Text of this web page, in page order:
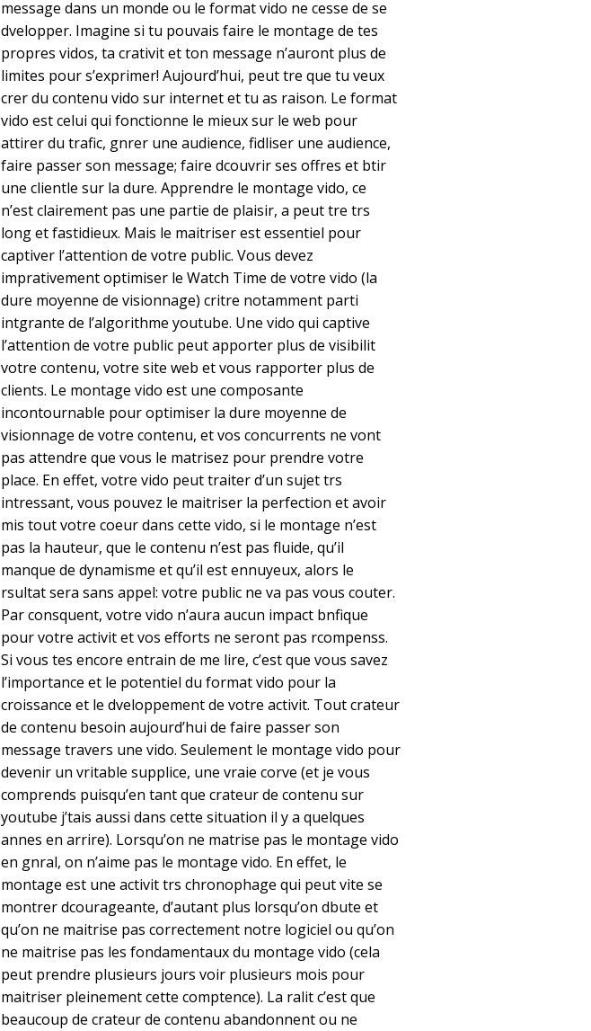
message dans un monde ou le format vido ne cesse de se
dvelopper. Imagine si tu pouvais faire le montage de tes
propres vidos, ta crativit et ton message n’auront plus de
limites pour s’exprimer! Aujourd’hui, peut tre que tu veux
crer du contenu vido sur internet et tu as raison. Le format
vido est celui qui fonctionne le mieux sur le web pour
attirer du trafic, gnrer une audience, fidliser une audience,
faire passer son message; faire dcouvrir ses offres et btir
une clientle sur la dure. Apprendre le montage vido, ce
n’est clairement pas une partie de plaisir, a peut tre trs
long et fastidieux. Mais le maitriser est essentiel pour
captiver l’attention de votre public. Vous devez
imprativement optimiser le Watch Time de votre vido (la
dure moyenne de visionnage) critre notamment parti
intgrante de l’algorithme youtube. Une vido qui captive
l’attention de votre public peut apporter plus de visibilit
votre contenu, votre site web et vous rapporter plus de
clients. Le montage vido est une composante
incontournable pour optimiser la dure moyenne de
visionnage de votre contenu, et vos concurrents ne vont
pas attendre que vous le matrisez pour prendre votre
place. En effet, votre vido peut traiter d’un sujet trs
intressant, vous pouvez le maitriser la perfection et avoir
mis tout votre coeur dans cette vido, si le montage n’est
pas la hauteur, que le contenu n’est pas fluide, qu’il
manque de dynamisme et qu’il est ennuyeux, alors le
rsultat sera sans appel: votre public ne va pas vous couter.
Par consquent, votre vido n’aura aucun impact bnfique
pour votre activit et vos efforts ne seront pas rcompenss.
Si vous tes encore entrain de me lire, c’est que vous savez
l’importance et le potentiel du format vido pour la
croissance et le dveloppement de votre activit. Tout crateur
de contenu besoin aujourd’hui de faire passer son
message travers une vido. Seulement le montage vido pour
devenir un vritable supplice, une vraie corve (et je vous
comprends puisqu’en tant que crateur de contenu sur
youtube j’tais aussi dans cette situation il y a quelques
annes en arrire). Lorsqu’on ne matrise pas le montage vido
en gnral, on n’aime pas le montage vido. En effet, le
montage est une activit trs chronophage qui peut vite se
montrer dcourageante, d’autant plus lorsqu’on dbute et
qu’on ne maitrise pas correctement notre logiciel ou qu’on
ne maitrise pas les fondamentaux du montage vido (cela
peut prendre plusieurs jours voir plusieurs mois pour
maitriser pleinement cette comptence). La ralit c’est que
beaucoup de crateur de contenu abandonnent ou ne